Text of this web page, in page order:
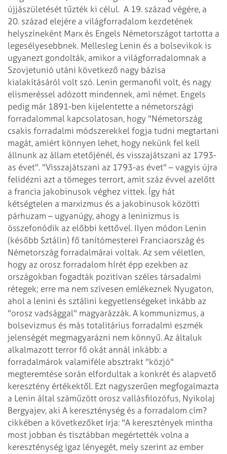
újjászületését tűzték ki célul. A 19. század végére, a
20. század elejére a világforradalom kezdetének
helyszíneként Marx és Engels Németországot tartotta a
legesélyesebbnek. Mellesleg Lenin és a bolsevikok is
ugyanezt gondolták, amikor a világforradalomnak a
Szovjetunió utáni következő nagy bázisa
kialakításáról volt szó. Lenin germanofil volt, és nagy
elismeréssel adózott mindennek, ami német. Engels
pedig már 1891-ben kijelentette a németországi
forradalommal kapcsolatosan, hogy "Németország
csakis forradalmi módszerekkel fogja tudni megtartani
magát, amiért könnyen lehet, hogy nekünk fel kell
állnunk az állam etetőjénél, és visszajátszani az 1793-
as évet". "Visszajátszani az 1793-as évet" – vagyis újra
felidézni azt a tömeges terrort, amit száz évvel azelőtt
a francia jakobinusok véghez vittek. Így hát
kétségtelen a marxizmus és a jakobinusok közötti
párhuzam – ugyanúgy, ahogy a leninizmus is
összefonódik az előbbi kettővel. Ilyen módon Lenin
(később Sztálin) fő tanítómesterei Franciaország és
Németország forradalmárai voltak. Az sem véletlen,
hogy az orosz forradalom hírét épp ezekben az
országokban fogadták pozitívan széles társadalmi
rétegek; erre ma nem szívesen emlékeznek Nyugaton,
ahol a lenini és sztálini kegyetlenségeket inkább az
"orosz vadsággal" magyarázzák. A kommunizmus, a
bolsevizmus és más totalitárius forradalmi eszmék
jelenségét megmagyarázni nem könnyű. Az általuk
alkalmazott terror fő okát annál inkább: a
forradalmárok valamiféle absztrakt "közjó"
megteremtése során elfordultak a konkrét és alapvető
keresztény értékektől. Ezt nagyszerűen megfogalmazta
a Lenin által száműzött orosz vallásfilozófus, Nyikolaj
Bergyajev, aki A kereszténység és a forradalom cím?
cikkében a következőket írja: "A keresztények mintha
most jobban és tisztábban megértették volna a
kereszténység igaz lényegét, mely szerint az ember